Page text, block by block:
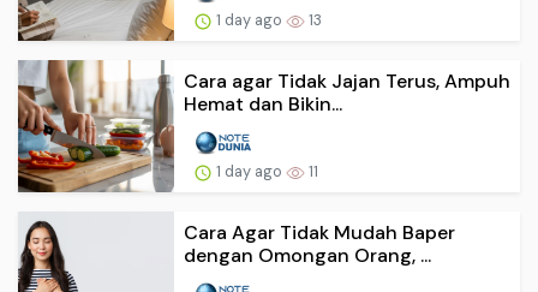
1 day ago 13
Cara agar Tidak Jajan Terus, Ampuh
Hemat dan Bikin...
1 day ago 11
Cara Agar Tidak Mudah Baper
dengan Omongan Orang, ...